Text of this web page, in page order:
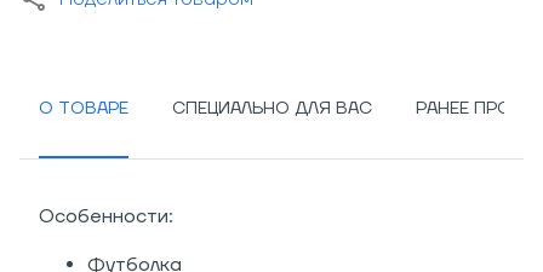
О ТОВАРЕ СПЕЦИАЛЬНО ДЛЯ ВАС РАНЕЕ
Особенности:
Футболка